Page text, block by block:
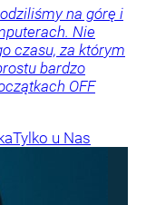
na górę i
Nie
czasu, za którym
bardzo
OFF
Tylko u Nas